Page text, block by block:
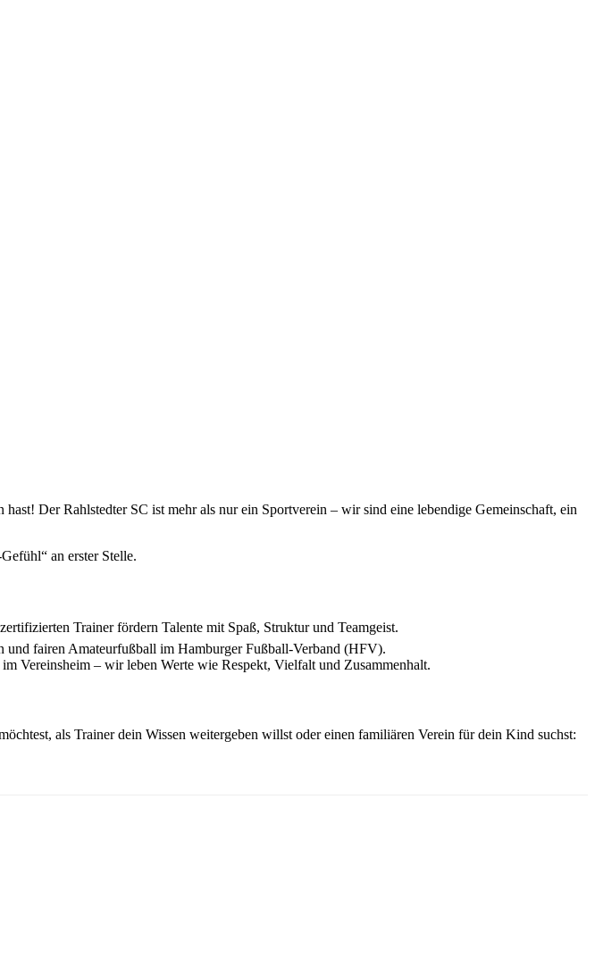
Der Rahlstedter SC ist mehr als nur ein Sportverein – wir sind eine lebendige Gemeinschaft, ein
an erster Stelle.
Trainer fördern Talente mit Spaß, Struktur und Teamgeist.
und fairen Amateurfußball im Hamburger Fußball-Verband (HFV).
Vereinsheim – wir leben Werte wie Respekt, Vielfalt und Zusammenhalt.
als Trainer dein Wissen weitergeben willst oder einen familiären Verein für dein Kind suchst: